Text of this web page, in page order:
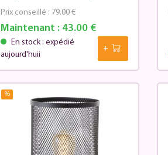
Maintenant :43.00 €
Prix conseillé : 79.00 €
En stock : expédié
aujourd'huii
%